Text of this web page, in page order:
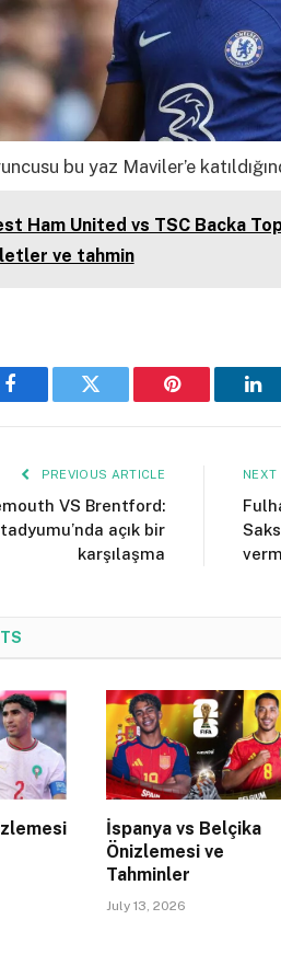
bu yaz Maviler’e
Ham United vs TSC Backa
ve tahmin
Facebook Twitter Pinterest
PREVIOUS ARTICLE
VS Brentford:
açık bir
karşılaşma
NEXT
İspanya vs Belçika
Önizlemesi ve
Tahminler
July 13, 2026